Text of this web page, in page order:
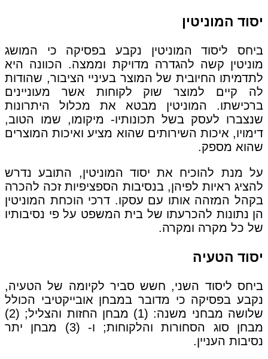
יסוד המוניטין
ביחס ליסוד המוניטין נקבע בפסיקה כי המושג
מוניטין קשה להגדרה מדויקת וממצה. הכוונה היא
לתדמיתו החיובית של המוצר בעיניי הציבור, שהודות
לה קיים למוצר שוק לקוחות אשר מעוניינים
ברכישתו. המוניטין מבטא את מכלול היתרונות
שנצברו לעסק בשל תכונותיו- מיקומו, שמו הטוב,
דימויו, איכות השירותים שהוא מציע ואיכות המוצרים
שהוא מספק.
על מנת להוכיח את יסוד המוניטין, התובע נדרש
להציג ראיות לפיהן, בנסיבות הספציפיות זכה להכרה
בקהל המזהה אותו עם עסקו. דרכי הוכחת המוניטין
הן נתונות להכרעתו של בית המשפט על פי נסיבותיו
של כל מקרה ומקרה.
יסוד הטעיה
ביחס ליסוד השני, חשש סביר לקיומה של הטעיה,
נקבע בפסיקה כי מדובר במבחן אובייקטיבי הכולל
שלושה מבחני משנה: (1) מבחן החזות והצליל; (2)
מבחן סוג הסחורות והלקוחות; ו- (3) מבחן יתר
נסיבות העניין.